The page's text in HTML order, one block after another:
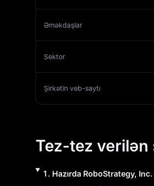
Əməkdaşlar
Sektor
Şirkətin veb-saytı
Tez-tez verilən
1 . Hazırda RoboStrategy, Inc.